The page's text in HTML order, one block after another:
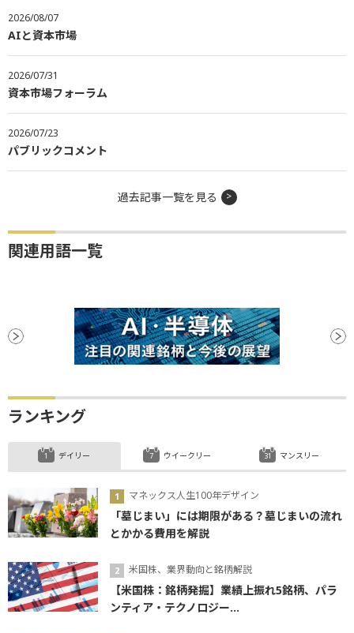
2026/08/07
AIと資本市場
2026/07/31
資本市場フォーラム
2026/07/23
パブリックコメント
過去記事一覧を見る
関連用語一覧
ランキング
デイリー
マネックス人生100年デザイン
「墓じまい」には期限がある？墓じまいの流れ
とかかる費用を解説
米国株、業界動向と銘柄解説
【米国株：銘柄発掘】業績上振れ5銘柄、パラ
ンティア・テクノロジー...
ウイークリー マンスリー